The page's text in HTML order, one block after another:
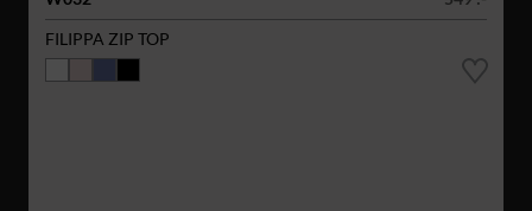
FILIPPA ZIP TOP